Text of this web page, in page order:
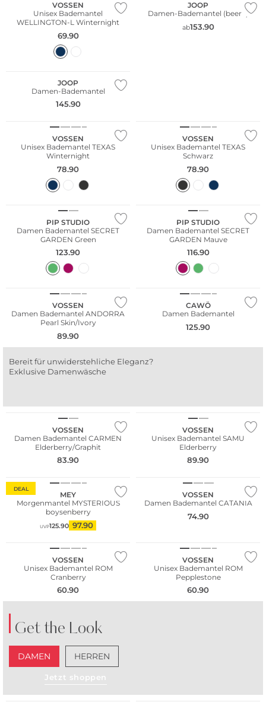
VOSSEN
Unisex Bademantel
WELLINGTON-L Winternight
69.90
JOOP
Damen-Bademantel (beere)
ab153.90
JOOP
Damen-Bademantel
145.90
WE ♡ AUSTRIA
VOSSEN
Unisex Bademantel TEXAS
Winternight
78.90
VOSSEN
Unisex Bademantel TEXAS
Schwarz
78.90
PIP STUDIO
Damen Bademantel SECRET
GARDEN Green
123.90
PIP STUDIO
Damen Bademantel SECRET
GARDEN Mauve
116.90
WE ♡ AUSTRIA
VOSSEN
Damen Bademantel ANDORRA
Pearl Skin/Ivory
89.90
CAWÖ
Damen Bademantel
125.90
Bereit für unwiderstehliche Eleganz?
Exklusive Damenwäsche
VOSSEN
Damen Bademantel CARMEN
Elderberry/Graphit
83.90
VOSSEN
Unisex Bademantel SAMU
Elderberry
89.90
DEAL
MEY
Morgenmantel MYSTERIOUS
boysenberry
UVP125.90 97.90
VOSSEN
Damen Bademantel CATANIA
74.90
VOSSEN
Unisex Bademantel ROM
Cranberry
60.90
VOSSEN
Unisex Bademantel ROM
Pepplestone
60.90
Get the Look
DAMEN HERREN
Jetzt shoppen